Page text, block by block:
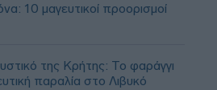
10 μαγευτικοί προορισμοί
της Κρήτης: Το φαράγγι
παραλία στο Λιβυκό